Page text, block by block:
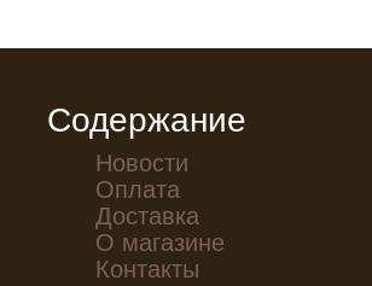
Содержание
Новости
Оплата
Доставка
О магазине
Контакты